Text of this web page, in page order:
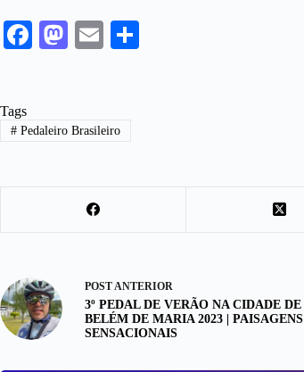
Fa
ok
M
do
n
E
Tags
#Pedaleiro Brasileiro
POST ANTERIOR
3º PEDAL DE VERÃO NA CIDADE DE
BELÉM DE MARIA 2023 | PAISAGENS
SENSACIONAIS